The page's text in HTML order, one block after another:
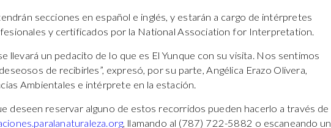
secciones en español e inglés, y estarán a cargo de intérpretes
y certificados por la National Association for Interpretation.
llevará un pedacito de lo que es El Yunque con su visita. Nos sentimos
de recibirles”, expresó, por su parte, Angélica Erazo Olivera,
Ambientales e intérprete en la estación.
deseen reservar alguno de estos recorridos pueden hacerlo a través de
, llamando al (787) 722-5882 o escaneando un